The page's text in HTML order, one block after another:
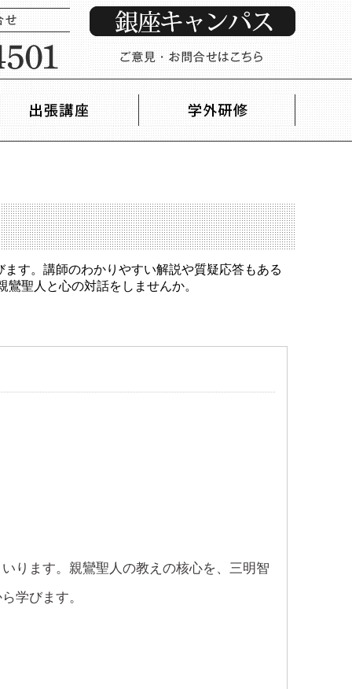
す。講師のわかりやすい解説や質疑応答もある
聖人と心の対話をしませんか。
ります。親鸞聖人の教えの核心を、三明智
学びます。